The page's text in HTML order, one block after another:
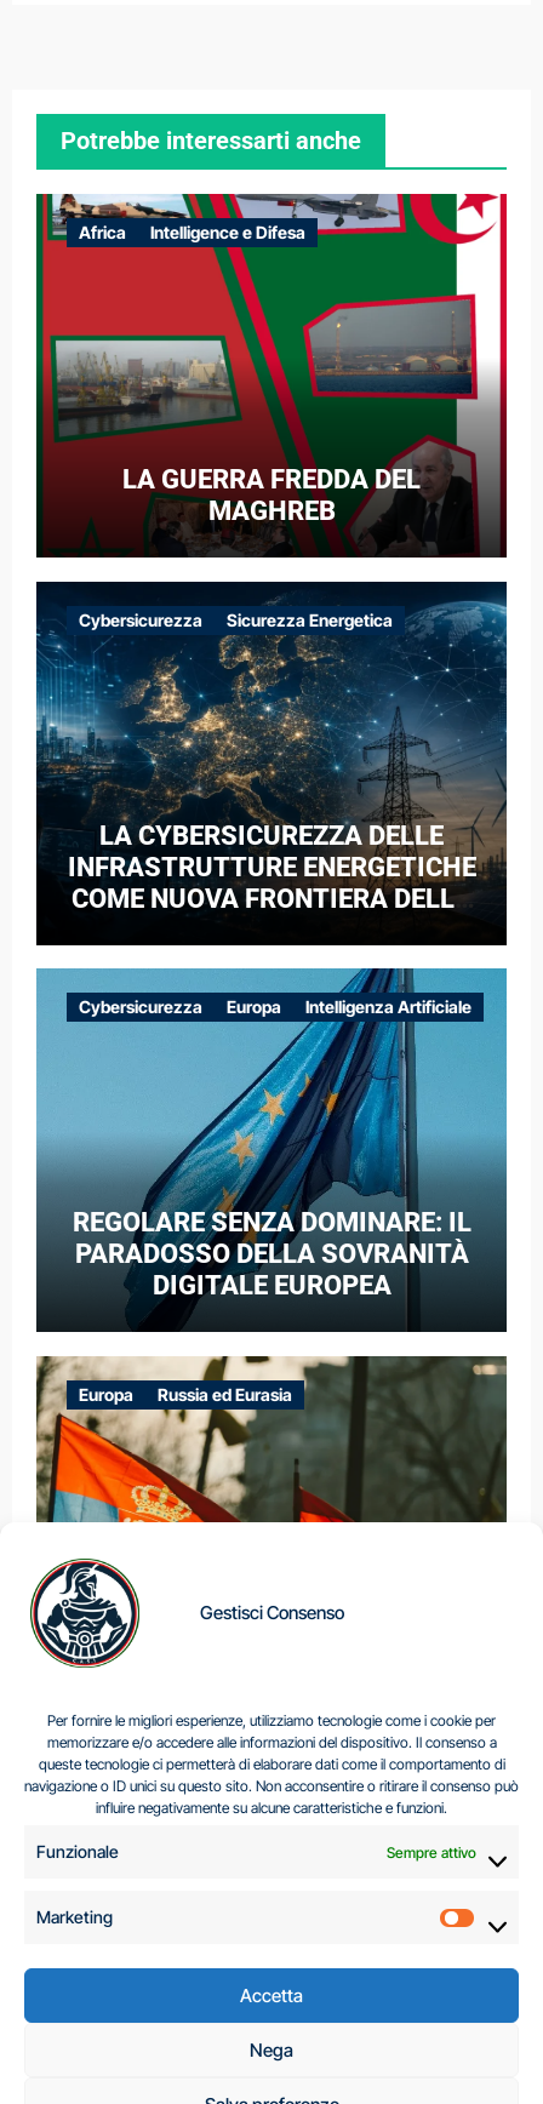
Gestisci Consenso
Per fornire le migliori esperienze, utilizziamo tecnologie come i cookie per
memorizzare e/o accedere alle informazioni del dispositivo. Il consenso a
queste tecnologie ci permetterà di elaborare dati come il comportamento di
navigazione o ID unici su questo sito. Non acconsentire o ritirare il consenso può
influire negativamente su alcune caratteristiche e funzioni.
Funzionale Sempre attivo
Marketing
Accetta
Nega
Potrebbe interessarti anche
Africa Intelligence e Difesa
LA GUERRA FREDDA DEL
MAGHREB
Cybersicurezza Sicurezza Energetica
LA CYBERSICUREZZA DELLE
INFRASTRUTTURE ENERGETICHE
COME NUOVA FRONTIERA DELLA
CASO DELLE RETI ELETTRICHE
EUROPEE NEL CONTESTO DELLA
GUERRA IBRIDA
Cybersicurezza Europa Intelligenza Artificiale
REGOLARE SENZA DOMINARE: IL
PARADOSSO DELLA SOVRANITÀ
DIGITALE EUROPEA
Europa Russia ed Eurasia
Centro Analisi e Studi Italus © Tutti i diritti riservati
C.A.S.I. – Centro
Analisi e Studi Italus